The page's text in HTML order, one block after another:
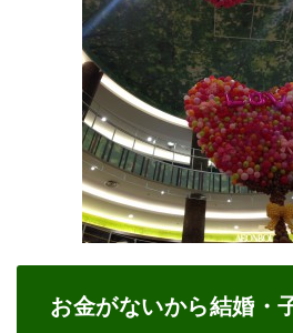
お金がないから結婚・